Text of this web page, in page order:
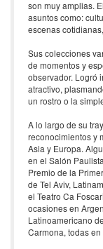
son muy amplias.
asuntos como:
escenas
Sus colecciones
de momentos y
observador. Logró
atractivo,
un rostro o la
A lo largo de su
reconocimientos y
Asia y Europa.
en el Salón
Premio de la
de Tel Aviv,
el Teatro Ca
ocasiones en
Latinoamericano
Carmona, todas